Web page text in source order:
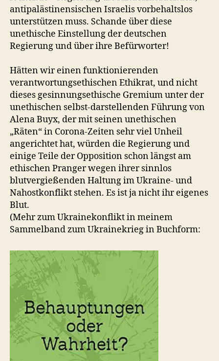
antipalästinensischen Israelis vorbehaltslos
unterstützen muss. Schande über diese
unethische Einstellung der deutschen
Regierung und über ihre Befürworter!
Hätten wir einen funktionierenden
verantwortungsethischen Ethikrat, und nicht
dieses gesinnungsethische Gremium unter der
unethischen selbst-darstellenden Führung von
Alena Buyx, der mit seinen unethischen
„Räten“ in Corona-Zeiten sehr viel Unheil
angerichtet hat, würden die Regierung und
einige Teile der Opposition schon längst am
ethischen Pranger wegen ihrer sinnlos
blutvergießenden Haltung im Ukraine- und
Nahostkonflikt stehen. Es ist ja nicht ihr eigenes
Blut.
(Mehr zum Ukrainekonflikt in meinem
Sammelband zum Ukrainekrieg in Buchform: